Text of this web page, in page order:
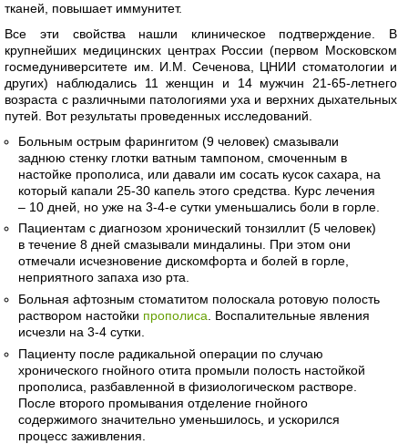
тканей, повышает иммунитет.
Все эти свойства нашли клиническое подтверждение. В
крупнейших медицинских центрах России (первом Московском
госмедуниверситете им. И.М. Сеченова, ЦНИИ стоматологии и
других) наблюдались 11 женщин и 14 мужчин 21-65-летнего
возраста с различными патологиями уха и верхних дыхательных
путей. Вот результаты проведенных исследований.
Больным острым фарингитом (9 человек) смазывали
заднюю стенку глотки ватным тампоном, смоченным в
настойке прополиса, или давали им сосать кусок сахара, на
который капали 25-30 капель этого средства. Курс лечения
– 10 дней, но уже на 3-4-е сутки уменьшались боли в горле.
Пациентам с диагнозом хронический тонзиллит (5 человек)
в течение 8 дней смазывали миндалины. При этом они
отмечали исчезновение дискомфорта и болей в горле,
неприятного запаха изо рта.
Больная афтозным стоматитом полоскала ротовую полость
раствором настойки прополиса . Воспалительные явления
исчезли на 3-4 сутки.
Пациенту после радикальной операции по случаю
хронического гнойного отита промыли полость настойкой
прополиса, разбавленной в физиологическом растворе.
После второго промывания отделение гнойного
содержимого значительно уменьшилось, и ускорился
процесс заживления.